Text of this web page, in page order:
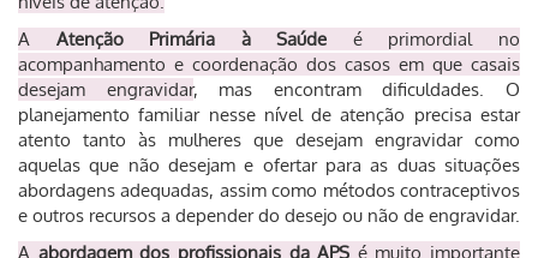
A Atenção Primária à Saúde é primordial no
acompanhamento e coordenação dos casos em que casais
desejam engravidar, mas encontram dificuldades. O
planejamento familiar nesse nível de atenção precisa estar
atento tanto às mulheres que desejam engravidar como
aquelas que não desejam e ofertar para as duas situações
abordagens adequadas, assim como métodos contraceptivos
e outros recursos a depender do desejo ou não de engravidar.
A abordagem dos profissionais da APS é muito importante